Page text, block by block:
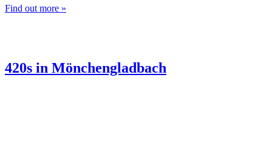
Find out more »
420s in Mönchengladbach